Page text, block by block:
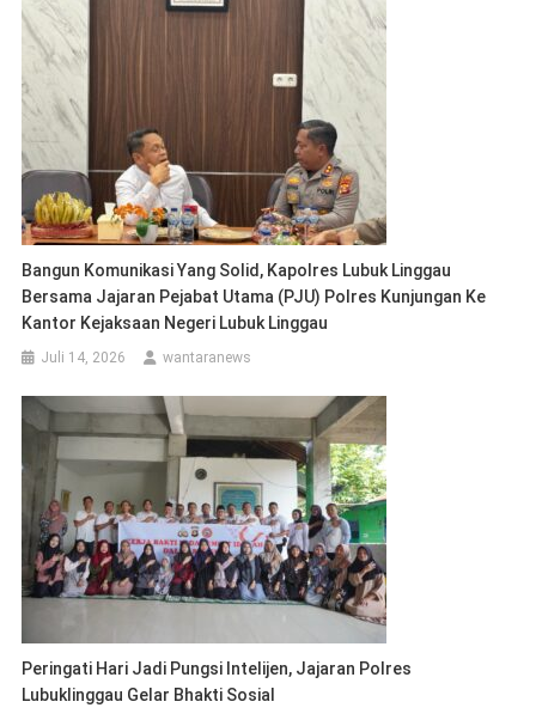
Bangun Komunikasi Yang Solid, Kapolres Lubuk Linggau
Bersama Jajaran Pejabat Utama (PJU) Polres Kunjungan Ke
Kantor Kejaksaan Negeri Lubuk Linggau
Juli 14, 2026 wantaranews
Peringati Hari Jadi Pungsi Intelijen, Jajaran Polres
Lubuklinggau Gelar Bhakti Sosial